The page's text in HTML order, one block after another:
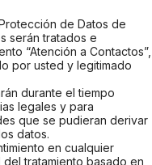
de Datos de
serán tratados e
“Atención a Contactos”,
por usted y legitimado
durante el tiempo
legales y para
que se pudieran derivar
datos.
en cualquier
tratamiento basado en